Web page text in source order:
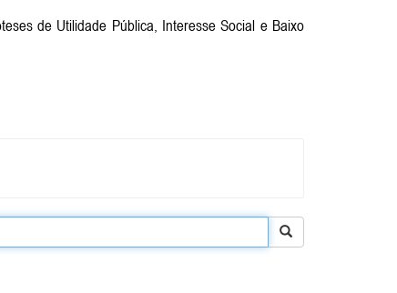
de Utilidade Pública, Interesse Social e Baixo